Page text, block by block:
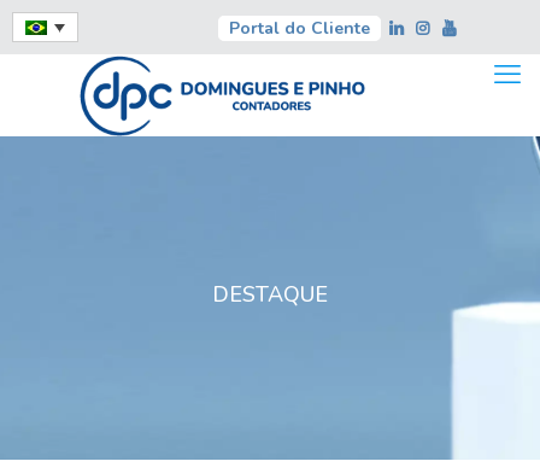
Portal do Cliente
DESTAQUE